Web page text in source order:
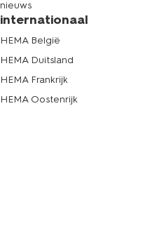
nieuws
internationaal
HEMA België
HEMA Duitsland
HEMA Frankrijk
HEMA Oostenrijk